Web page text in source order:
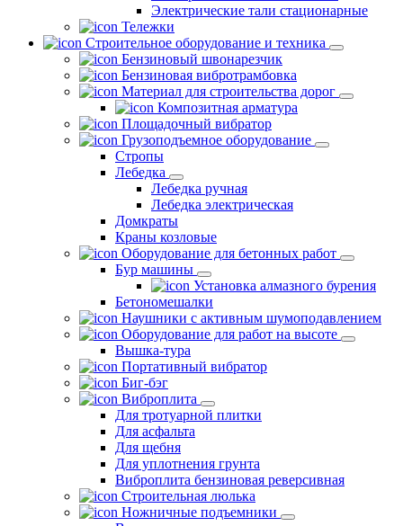
Электрические тали стационарные
Тележки
Строительное оборудование и техника
Бензиновый швонарезчик
Бензиновая вибротрамбовка
Материал для строительства дорог
Композитная арматура
Площадочный вибратор
Грузоподъемное оборудование
Стропы
Лебедка
Лебедка ручная
Лебедка электрическая
Домкраты
Краны козловые
Оборудование для бетонных работ
Бур машины
Установка алмазного бурения
Бетономешалки
Наушники с активным шумоподавлением
Оборудование для работ на высоте
Вышка-тура
Портативный вибратор
Биг-бэг
Виброплита
Для тротуарной плитки
Для асфальта
Для щебня
Для уплотнения грунта
Виброплита бензиновая реверсивная
Строительная люлька
Ножничные подъемники